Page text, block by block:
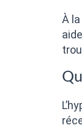
À